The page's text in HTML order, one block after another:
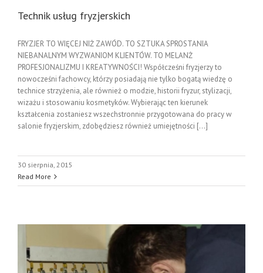
Technik usług fryzjerskich
FRYZJER TO WIĘCEJ NIŻ ZAWÓD. TO SZTUKA SPROSTANIA
NIEBANALNYM WYZWANIOM KLIENTÓW. TO MELANŻ
PROFESJONALIZMU I KREATYWNOŚCI! Współcześni fryzjerzy to
nowocześni fachowcy, którzy posiadają nie tylko bogatą wiedzę o
technice strzyżenia, ale również o modzie, historii fryzur, stylizacji,
wizażu i stosowaniu kosmetyków. Wybierając ten kierunek
kształcenia zostaniesz wszechstronnie przygotowana do pracy w
salonie fryzjerskim, zdobędziesz również umiejętności [...]
30 sierpnia, 2015
Read More